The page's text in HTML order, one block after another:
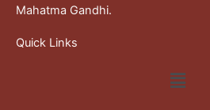
Mahatma Gandhi.
Quick Links
Menu